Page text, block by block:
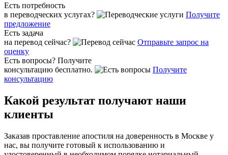
Есть потребность
в переводческих услугах?
Получите
предложение
Есть задача
на перевод сейчас?
Отправьте запрос на
оценку
Есть вопросы? Получите
консультацию бесплатно.
Получите
консультацию
Какой результат получают наши
клиенты
Заказав проставление апостиля на доверенность в Москве у
нас, вы получите готовый к использованию и